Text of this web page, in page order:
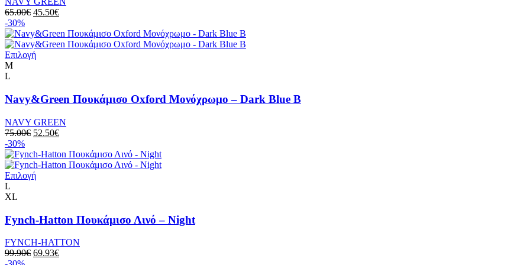
επιλογές
μπορούν
να
επιλεγούν
στη
σελίδα
65.00€ Original
was:
65.00€.
45.50€Η
τιμή
είναι:
-30%
ΕπιλογήΑυτό
πολλαπλές
Οι
επιλογές
μπορούν
να
επιλεγούν
στη
σελίδα
M
L
Navy&Green Πουκάμισο Oxford Μονόχρωμο – Dark Blue B
NAVY GREEN
75.00€ Original
was:
75.00€.
52.50€Η
τιμή
είναι:
-30%
ΕπιλογήΑυτό
πολλαπλές
παραλλαγές.
Οι
επιλογές
μπορούν
L
XL
Fynch-Hatton Πουκάμισο Λινό – Night
FYNCH-HATTON
99.90€ Original
69.93€Η